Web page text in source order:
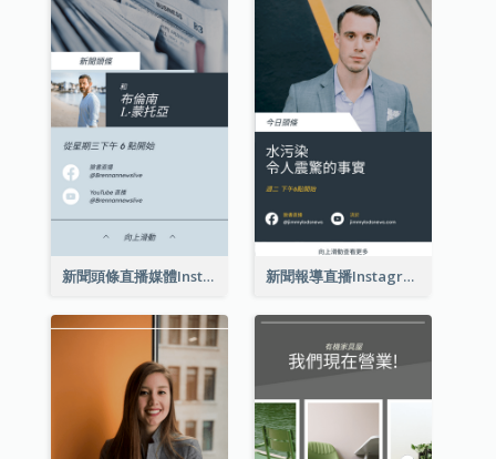
新聞頭條直播媒體Instagram限時動態 新聞報導直播Instagram限時動態